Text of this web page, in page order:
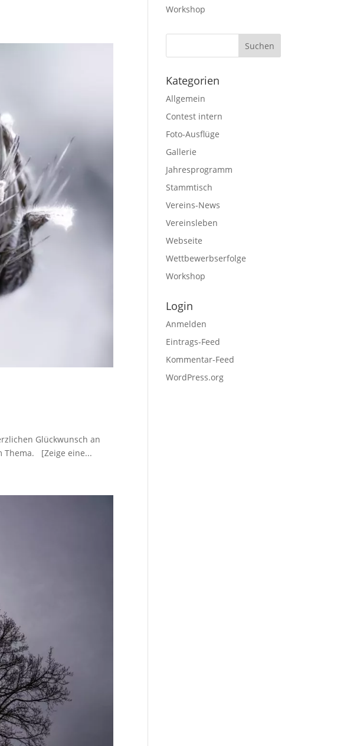
Glückwunsch an
Thema. [Zeige eine...
Workshop
Kategorien
Allgemein
Contest intern
Foto-Ausflüge
Gallerie
Jahresprogramm
Stammtisch
Vereins-News
Vereinsleben
Webseite
Wettbewerbserfolge
Workshop
Login
Anmelden
Eintrags-Feed
Kommentar-Feed
WordPress.org